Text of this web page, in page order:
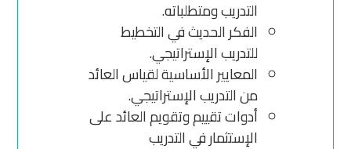
التدريب ومتطلباته.
الفكر الحديث في التخطيط
للتدريب الإستراتيجي.
المعايير الأساسية لقياس العائد
من التدريب الإستراتيجي.
أدوات تقييم وتقويم العائد على
الإستثمار في التدريب